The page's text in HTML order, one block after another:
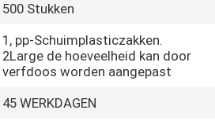
500 Stukken
1, pp-Schuimplasticzakken.
2Large de hoeveelheid kan door
verfdoos worden aangepast
45 WERKDAGEN